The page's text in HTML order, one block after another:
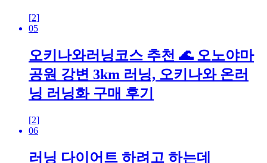
[2]
05
오키나와러닝코스 추천 🌊 오노야마
공원 강변 3km 러닝, 오키나와 온러
닝 러닝화 구매 후기
[2]
06
러닝 다이어트 하려고 하는데